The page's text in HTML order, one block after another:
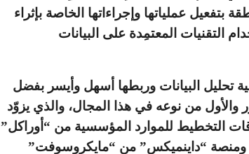
عملياتها وإجراءاتها الخاصة بإثراء
التقنيات المعتمِدة على البيانات
تحليل البيانات وربطها أسهل وأيسر بفضل
والأول من نوعه في هذا المجال، والذي يزوّد
التخطيط للموارد المؤسسية من “أوراكل”
“داينميكس” من “مايكروسوفت”